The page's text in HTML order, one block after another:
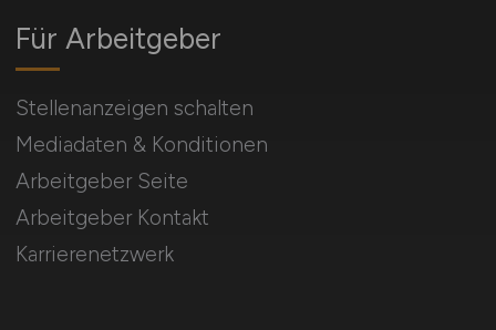
Für Arbeitgeber
Stellenanzeigen schalten
Mediadaten & Konditionen
Arbeitgeber Seite
Arbeitgeber Kontakt
Karrierenetzwerk